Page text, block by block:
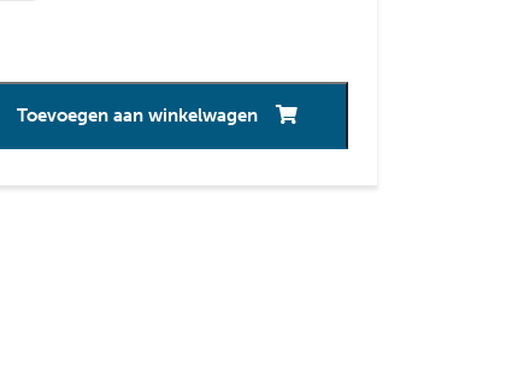
Rund
Toevoegen aan winkelwagen